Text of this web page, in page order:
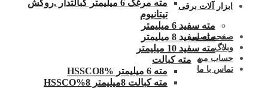
ابزار آلات برقی
صفحه اصلی
وبلاگ
حساب من
تماس با ما
مته مرغک 6 میلیمتر کبالتدار .روکش
تیتانیوم
مته سفید 6 میلیمتر
مته سفید 8 میلیمتر
مته سفید 10 میلیمتر
مته کبالت
مته 6 میلیمتر HSSCO8%
مته کبالت 8میلیمتر 8%HSSCO